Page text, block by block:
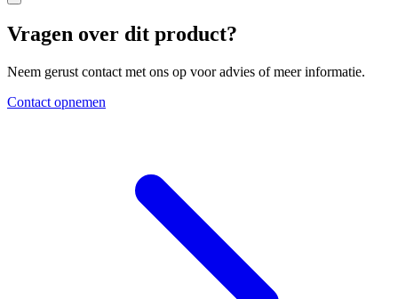
Vragen over dit product?
Neem gerust contact met ons op voor advies of meer informatie.
Contact opnemen